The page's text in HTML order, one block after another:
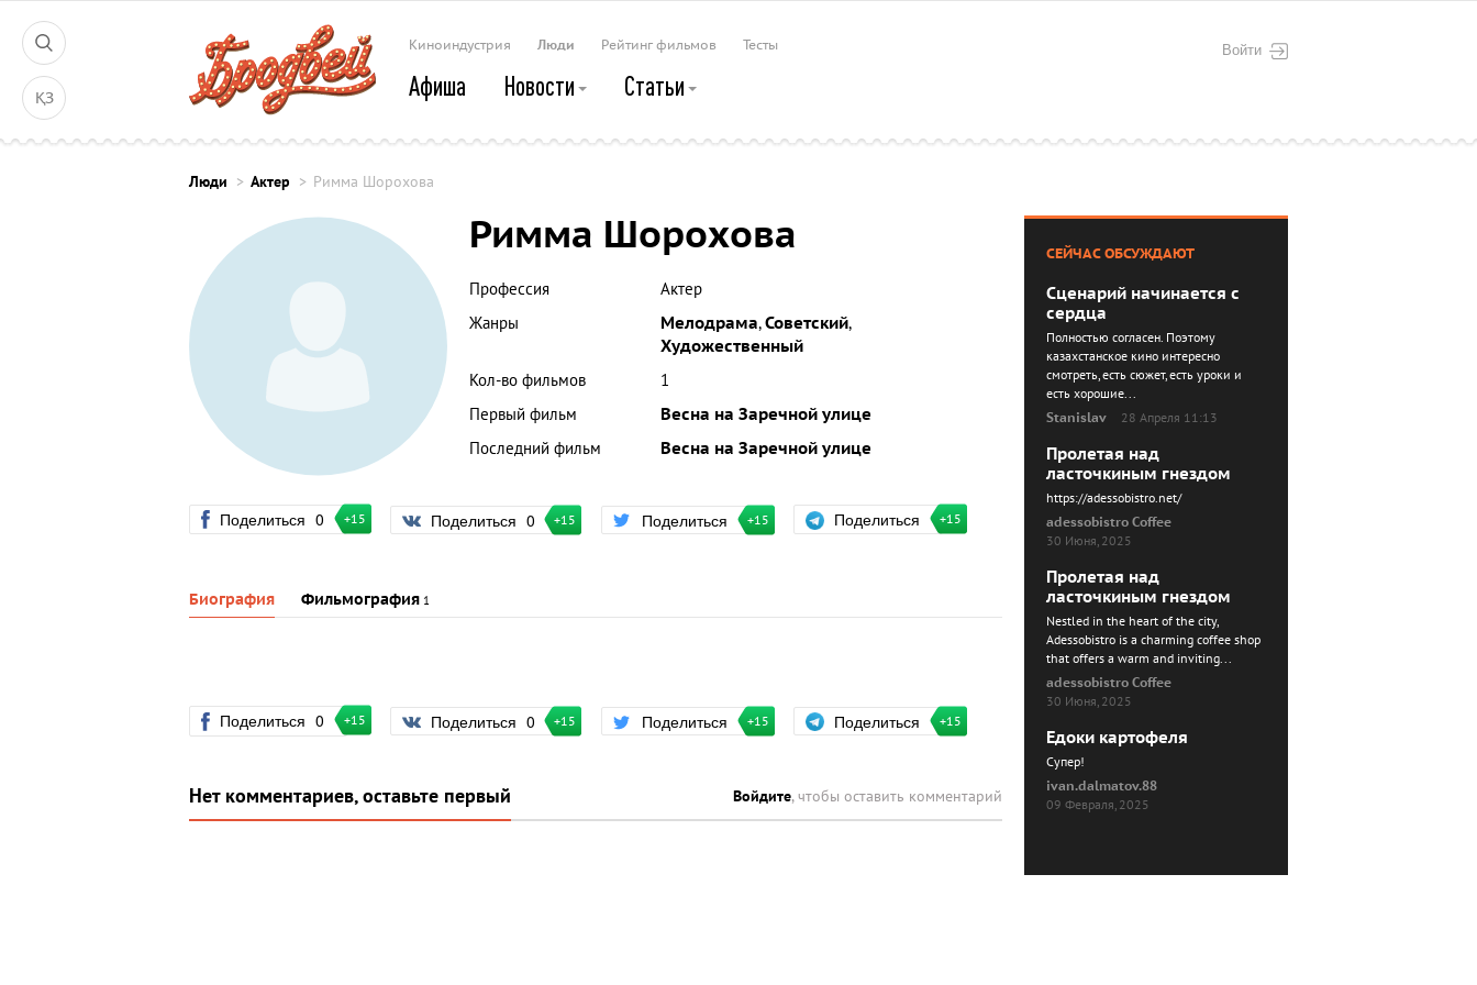
ҚЗ
Войти
Киноиндустрия Люди Рейтинг фильмов Тесты
Афиша Новости Статьи
Люди Актер Римма Шорохова
Римма Шорохова
Профессия
Актер
Жанры
Мелодрама,Советский,
Художественный
Кол-во фильмов
1
Первый фильм
Весна на Заречной улице
Последний фильм
Весна на Заречной улице
Поделиться 0 +15 Поделиться 0 +15 Поделиться +15 Поделиться +15
Биография Фильмография 1
Поделиться 0 +15 Поделиться 0 +15 Поделиться +15 Поделиться +15
Нет комментариев, оставьте первый Войдите, чтобы оставить комментарий
СЕЙЧАС ОБСУЖДАЮТ
Сценарий начинается с
сердца
Полностью согласен. Поэтому
казахстанское кино интересно
смотреть, есть сюжет, есть уроки и
есть хорошие...
Stanislav
28 Апреля 11:13
Пролетая над
ласточкиным гнездом
https://adessobistro.net/
adessobistro Coffee
30 Июня, 2025
Пролетая над
ласточкиным гнездом
Nestled in the heart of the city,
Adessobistro is a charming coffee shop
that offers a warm and inviting...
adessobistro Coffee
30 Июня, 2025
Едоки картофеля
Cупер!
ivan.dalmatov.88
09 Февраля, 2025